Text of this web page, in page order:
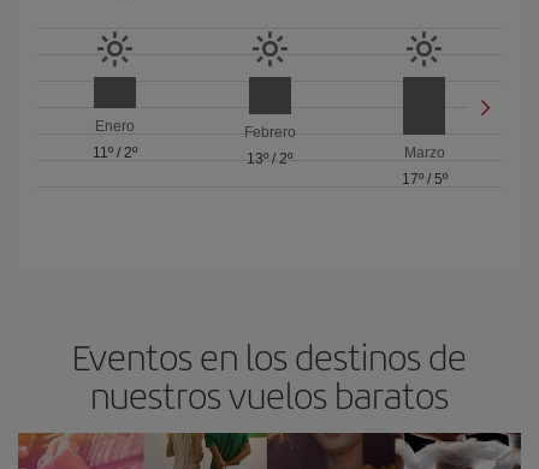
Enero
11º/ 2º
Febrero
13º / 2º
Marzo
17º/ 5º
Eventos en los destinos de
nuestros vuelos baratos